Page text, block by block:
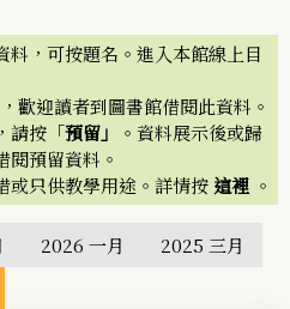
，可按題名。進入本館線上目
，歡迎讀者到圖書館借閱此資料。
請按「預留」
。資料展示後或歸
閱預留資料。
或只供教學用途。詳情按 這裡 。
2026 一月
2025 三月